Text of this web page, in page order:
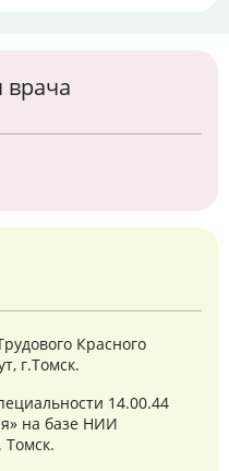
врача
Красного
г.Томск.
14.00.44
на базе НИИ